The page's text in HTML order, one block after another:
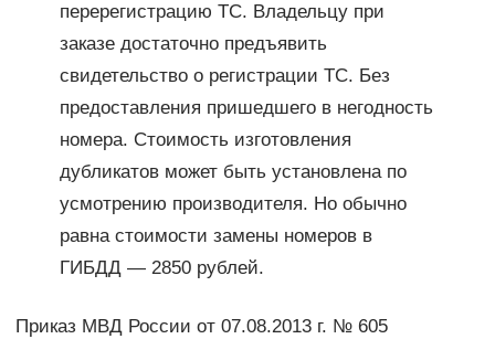
перерегистрацию ТС. Владельцу при
заказе достаточно предъявить
свидетельство о регистрации ТС. Без
предоставления пришедшего в негодность
номера. Стоимость изготовления
дубликатов может быть установлена по
усмотрению производителя. Но обычно
равна стоимости замены номеров в
ГИБДД — 2850 рублей.
Приказ МВД России от 07.08.2013 г. № 605